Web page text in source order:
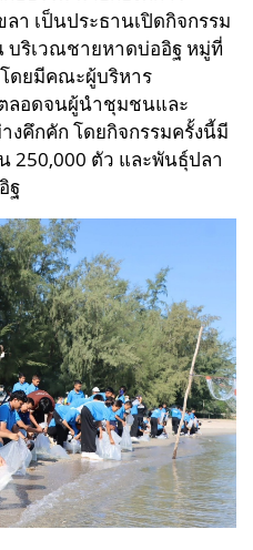
า เป็นประธานเปิดกิจกรรม
บริเวณชายหาดบ่ออิฐ หมู่ที่
โดยมีคณะผู้บริหาร
ลอดจนผู้นำชุมชนและ
คึกคัก โดยกิจกรรมครั้งนี้มี
250,000 ตัว และพันธุ์ปลา
ฐ